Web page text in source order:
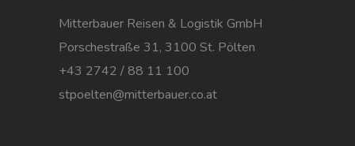
Mitterbauer Reisen & Logistik GmbH
Porschestraße 31, 3100 St. Pölten
+43 2742 / 88 11 100
stpoelten@mitterbauer.co.at